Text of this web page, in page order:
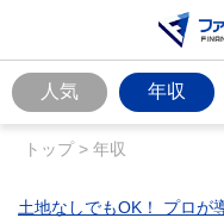
人気 年収
トップ> 年収
土地なしでもOK！ プロ